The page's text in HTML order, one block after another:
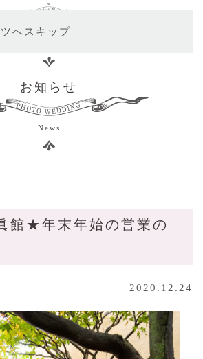
へスキップ
お知らせ
News
館★年末年始の営業の
2020.12.24